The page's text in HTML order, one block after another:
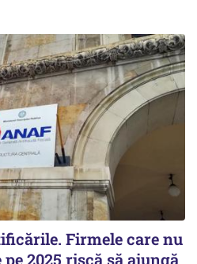
Firmele care nu
2025 riscă să ajungă